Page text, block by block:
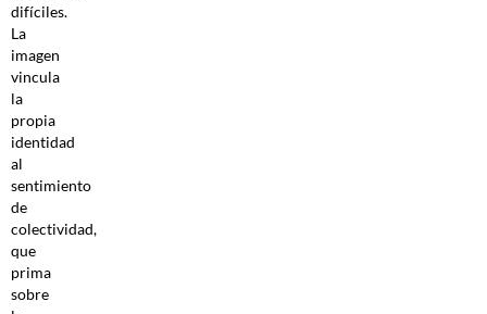
difíciles.
La
imagen
vincula
la
propia
identidad
al
sentimiento
de
colectividad,
que
prima
sobre